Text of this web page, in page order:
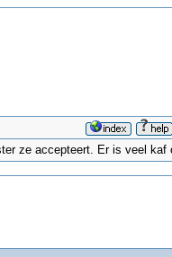
ze accepteert. Er is veel